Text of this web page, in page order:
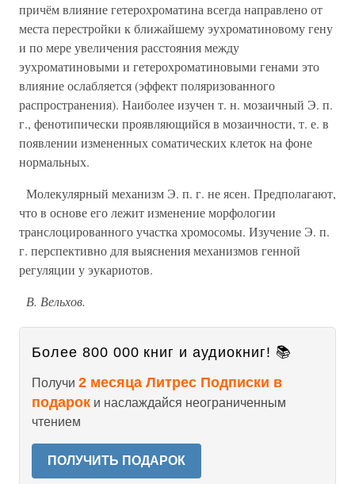
причём влияние гетерохроматина всегда направлено от
места перестройки к ближайшему эухроматиновому гену
и по мере увеличения расстояния между
эухроматиновыми и гетерохроматиновыми генами это
влияние ослабляется (эффект поляризованного
распространения). Наиболее изучен т. н. мозаичный Э. п.
г., фенотипически проявляющийся в мозаичности, т. е. в
появлении измененных соматических клеток на фоне
нормальных.
Молекулярный механизм Э. п. г. не ясен. Предполагают,
что в основе его лежит изменение морфологии
транслоцированного участка хромосомы. Изучение Э. п.
г. перспективно для выяснения механизмов генной
регуляции у эукариотов.
В. Вельхов.
Более 800 000 книг и аудиокниг! 📚
Получи 2 месяца Литрес Подписки в
подарок и наслаждайся неограниченным
чтением
ПОЛУЧИТЬ ПОДАРОК